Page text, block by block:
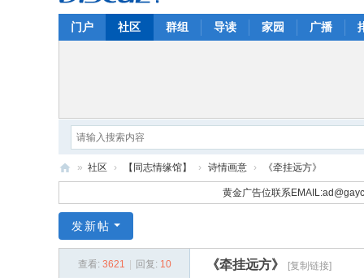
门户 社区 群组 导读 家园 广播
同
|
» 社区 › 【同志情缘馆】 › 诗情画意 › 《牵挂远方》
黄金广告位联系EMAIL:
发新帖
查看: 3621 回复: 10 《牵挂远方》 [复制链接]